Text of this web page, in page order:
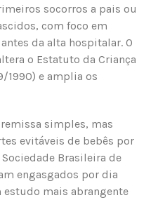
socorros a pais ou
com foco em
da alta hospitalar. O
o Estatuto da Criança
1990) e amplia os
simples, mas
evitáveis de bebês por
Brasileira de
engasgados por dia
estudo mais abrangente